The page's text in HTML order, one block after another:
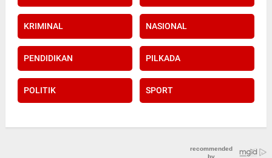
KRIMINAL NASIONAL
PENDIDIKAN PILKADA
POLITIK SPORT